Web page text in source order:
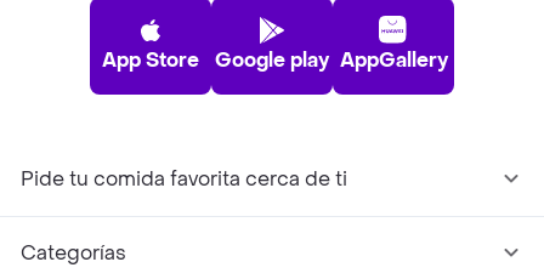
App Store Google play AppGallery
Pide tu comida favorita cerca de ti
Categorías